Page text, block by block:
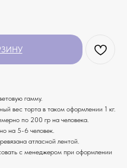
гамму.
вес торта в таком оформлении 1 кг.
по 200 гр на человека.
на 5-6 человек.
атласной лентой.
с менеджером при оформлении